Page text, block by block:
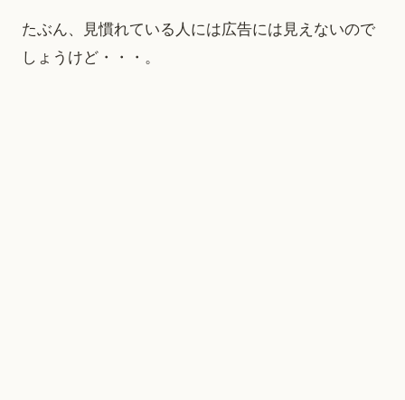
たぶん、見慣れている人には広告には見えないので
しょうけど・・・。